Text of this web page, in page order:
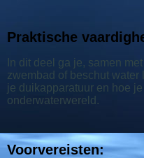
Praktische
In dit deel ga je, samen
zwembad of beschut
je duikapparatuur en hoe
onderwaterwereld.
Voorvereisten: